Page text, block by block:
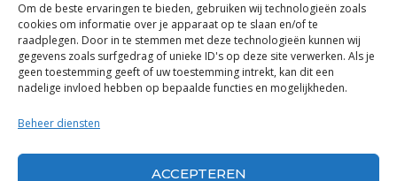
Om de beste ervaringen te bieden, gebruiken wij technologieën zoals
cookies om informatie over je apparaat op te slaan en/of te
raadplegen. Door in te stemmen met deze technologieën kunnen wij
gegevens zoals surfgedrag of unieke ID's op deze site verwerken. Als je
geen toestemming geeft of uw toestemming intrekt, kan dit een
nadelige invloed hebben op bepaalde functies en mogelijkheden.
Beheer diensten
ACCEPTEREN
“Voor de mooiste Blues, Rock, Roots &
Americana”
Copyright 2019 – 2026 Bluestown Music – All